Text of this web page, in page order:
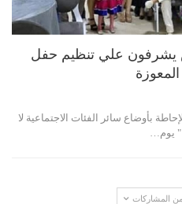
علي تنظيم حفل
بأوضاع سائر الفئات الاجتماعية لا
يوم…
المشاركات